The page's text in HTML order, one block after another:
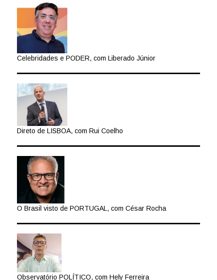
Celebridades e PODER, com Liberado Júnior
Direto de LISBOA, com Rui Coelho
O Brasil visto de PORTUGAL, com César Rocha
Observatório POLÍTICO, com Hely Ferreira